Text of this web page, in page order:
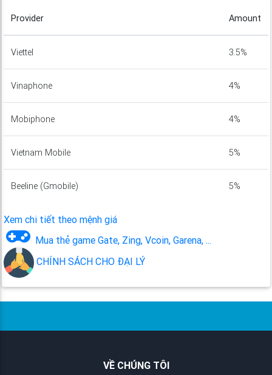
Provider Amount
Viettel 3.5%
Vinaphone 4%
Mobiphone 4%
Vietnam Mobile 5%
Beeline (Gmobile) 5%
Xem chi tiết theo mệnh giá
Mua thẻ game Gate, Zing, Vcoin, Garena, ...
CHÍNH SÁCH CHO ĐẠI LÝ
VỀ CHÚNG TÔI